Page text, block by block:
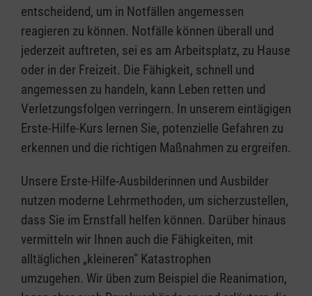
entscheidend, um in Notfällen angemessen
reagieren zu können. Notfälle können überall und
jederzeit auftreten, sei es am Arbeitsplatz, zu Hause
oder in der Freizeit. Die Fähigkeit, schnell und
angemessen zu handeln, kann Leben retten und
Verletzungsfolgen verringern. In unserem eintägigen
Erste-Hilfe-Kurs lernen Sie, potenzielle Gefahren zu
erkennen und die richtigen Maßnahmen zu ergreifen.
Unsere Erste-Hilfe-Ausbilderinnen und Ausbilder
nutzen moderne Lehrmethoden, um sicherzustellen,
dass Sie im Ernstfall helfen können. Darüber hinaus
vermitteln wir Ihnen auch die Fähigkeiten, mit
alltäglichen „kleineren” Katastrophen
umzugehen. Wir üben zum Beispiel die Reanimation,